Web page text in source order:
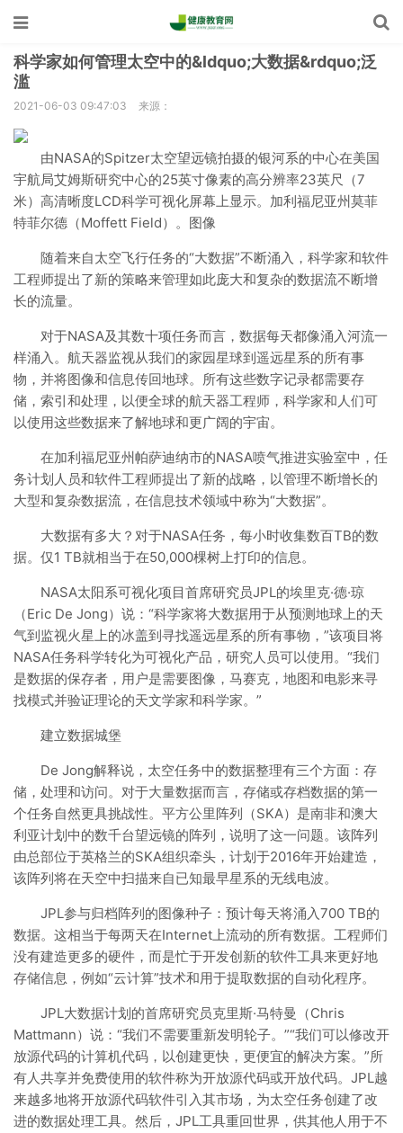
科学家如何管理太空中的&ldquo;大数据&rdquo;泛
滥
2021-06-03 09:47:03 来源：
由NASA的Spitzer太空望远镜拍摄的银河系的中心在美国
宇航局艾姆斯研究中心的25英寸像素的高分辨率23英尺（7
米）高清晰度LCD科学可视化屏幕上显示。加利福尼亚州莫菲
特菲尔德（Moffett Field）。图像
随着来自太空飞行任务的“大数据”不断涌入，科学家和软件
工程师提出了新的策略来管理如此庞大和复杂的数据流不断增
长的流量。
对于NASA及其数十项任务而言，数据每天都像涌入河流一
样涌入。航天器监视从我们的家园星球到遥远星系的所有事
物，并将图像和信息传回地球。所有这些数字记录都需要存
储，索引和处理，以便全球的航天器工程师，科学家和人们可
以使用这些数据来了解地球和更广阔的宇宙。
在加利福尼亚州帕萨迪纳市的NASA喷气推进实验室中，任
务计划人员和软件工程师提出了新的战略，以管理不断增长的
大型和复杂数据流，在信息技术领域中称为“大数据”。
大数据有多大？对于NASA任务，每小时收集数百TB的数
据。仅1 TB就相当于在50,000棵树上打印的信息。
NASA太阳系可视化项目首席研究员JPL的埃里克·德·琼
（Eric De Jong）说：“科学家将大数据用于从预测地球上的天
气到监视火星上的冰盖到寻找遥远星系的所有事物，”该项目将
NASA任务科学转化为可视化产品，研究人员可以使用。“我们
是数据的保存者，用户是需要图像，马赛克，地图和电影来寻
找模式并验证理论的天文学家和科学家。”
建立数据城堡
De Jong解释说，太空任务中的数据整理有三个方面：存
储，处理和访问。对于大量数据而言，存储或存档数据的第一
个任务自然更具挑战性。平方公里阵列（SKA）是南非和澳大
利亚计划中的数千台望远镜的阵列，说明了这一问题。该阵列
由总部位于英格兰的SKA组织牵头，计划于2016年开始建造，
该阵列将在天空中扫描来自已知最早星系的无线电波。
JPL参与归档阵列的图像种子：预计每天将涌入700 TB的
数据。这相当于每两天在Internet上流动的所有数据。工程师们
没有建造更多的硬件，而是忙于开发创新的软件工具来更好地
存储信息，例如“云计算”技术和用于提取数据的自动化程序。
JPL大数据计划的首席研究员克里斯·马特曼（Chris
Mattmann）说：“我们不需要重新发明轮子。”“我们可以修改开
放源代码的计算机代码，以创建更快，更便宜的解决方案。”所
有人共享并免费使用的软件称为开放源代码或开放代码。JPL越
来越多地将开放源代码软件引入其市场，为太空任务创建了改
进的数据处理工具。然后，JPL工具重回世界，供其他人用于不